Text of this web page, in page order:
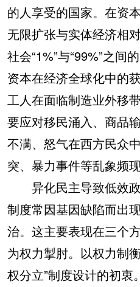
的人享受的国家。在资
无限扩张与实体经济相
社会“1%”与“99%”之间
资本在经济全球化中的
工人在面临制造业外移
要应对移民涌入、商品
不满、怒气在西方民众
突、暴力事件等乱象频现
异化民主导致低效政
制度常因基因缺陷而出
治。这主要表现在三个
为权力掣肘。以权力制
权分立”制度设计的初